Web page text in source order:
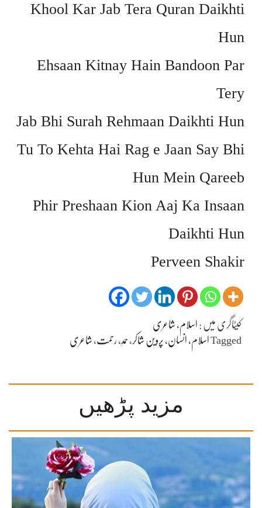
Khool Kar Jab Tera Quran Daikhti
Hun
Ehsaan Kitnay Hain Bandoon Par
Tery
Jab Bhi Surah Rehmaan Daikhti Hun
Tu To Kehta Hai Rag e Jaan Say Bhi
Hun Mein Qareeb
Phir Preshaan Kion Aaj Ka Insaan
Daikhti Hun
Perveen Shakir
کیٹاگری میں : اسلام، شاعری
Taggedاسلام، انسان، پروین شاکر، حمدِ، رحمت، شاعری
مزید پڑھیں